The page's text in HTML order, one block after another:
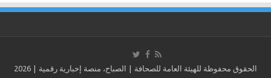
الحقوق محفوظة للهيئة العامة للصحافة | الصباح، منصة إخبارية رقمية | 2026